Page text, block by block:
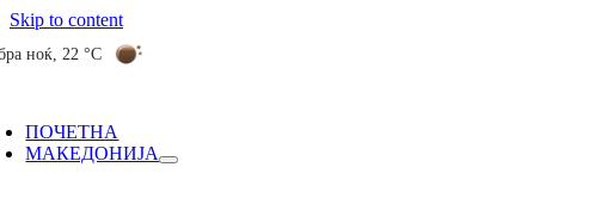
Skip to content
ноќ,22 °C
ПОЧЕТНА
МАКЕДОНИЈА